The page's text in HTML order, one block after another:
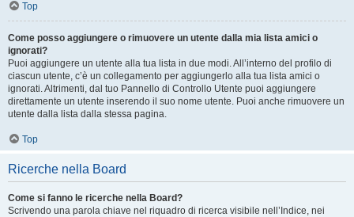
Top
Come posso aggiungere o rimuovere un utente dalla mia lista amici o
ignorati?
Puoi aggiungere un utente alla tua lista in due modi. All’interno del profilo di
ciascun utente, c’è un collegamento per aggiungerlo alla tua lista amici o
ignorati. Altrimenti, dal tuo Pannello di Controllo Utente puoi aggiungere
direttamente un utente inserendo il suo nome utente. Puoi anche rimuovere un
utente dalla lista dalla stessa pagina.
Top
Ricerche nella Board
Come si fanno le ricerche nella Board?
Scrivendo una parola chiave nel riquadro di ricerca visibile nell’Indice, nei